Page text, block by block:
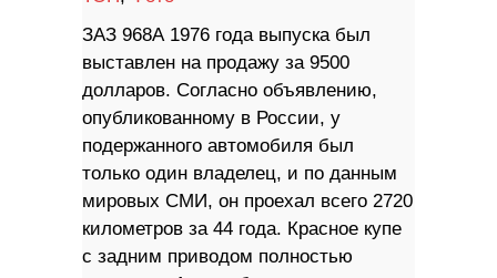
ЗАЗ 968А 1976 года выпуска был
выставлен на продажу за 9500
долларов. Согласно объявлению,
опубликованному в России, у
подержанного автомобиля был
только один владелец, и по данным
мировых СМИ, он проехал всего 2720
километров за 44 года. Красное купе
с задним приводом полностью